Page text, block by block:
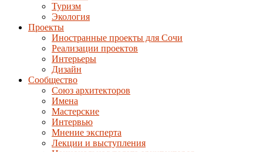
Туризм
Экология
Проекты
Иностранные проекты для Сочи
Реализации проектов
Интерьеры
Дизайн
Сообщество
Союз архитекторов
Имена
Мастерские
Интервью
Мнение эксперта
Лекции и выступления